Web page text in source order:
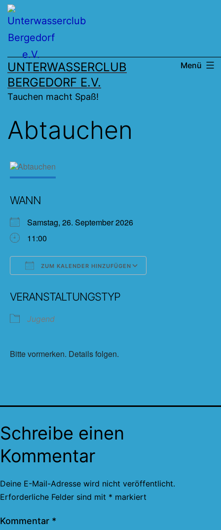
Zum
Inhalt
springen
UNTERWASSERCLUB
BERGEDORF E.V.
Tauchen macht Spaß!
Menü
Abtauchen
WANN
Samstag, 26. September 2026
11:00
ZUM KALENDER HINZUFÜGEN
VERANSTALTUNGSTYP
Jugend
Bitte vormerken. Details folgen.
Schreibe einen
Kommentar
Deine E-Mail-Adresse wird nicht veröffentlicht.
Erforderliche Felder sind mit * markiert
Kommentar *